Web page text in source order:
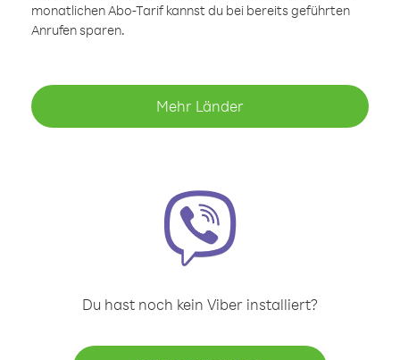
monatlichen Abo-Tarif kannst du bei bereits geführten
Anrufen sparen.
Mehr Länder
Du hast noch kein Viber installiert?